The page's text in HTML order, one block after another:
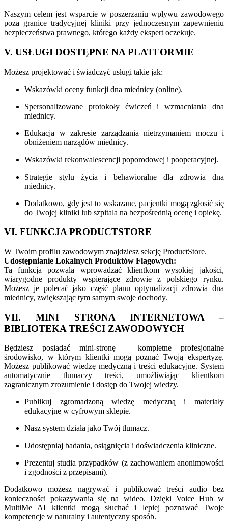
Naszym celem jest wsparcie w poszerzaniu wpływu zawodowego
poza granice tradycyjnej kliniki przy jednoczesnym zapewnieniu
bezpieczeństwa prawnego, którego każdy ekspert oczekuje.
V. USŁUGI DOSTĘPNE NA PLATFORMIE
Możesz projektować i świadczyć usługi takie jak:
Wskazówki oceny funkcji dna miednicy (online).
Spersonalizowane protokoły ćwiczeń i wzmacniania dna
miednicy.
Edukacja w zakresie zarządzania nietrzymaniem moczu i
obniżeniem narządów miednicy.
Wskazówki rekonwalescencji poporodowej i pooperacyjnej.
Strategie stylu życia i behawioralne dla zdrowia dna
miednicy.
Dodatkowo, gdy jest to wskazane, pacjentki mogą zgłosić się
do Twojej kliniki lub szpitala na bezpośrednią ocenę i opiekę.
VI. FUNKCJA PRODUCTSTORE
W Twoim profilu zawodowym znajdziesz sekcję ProductStore.
Udostępnianie Lokalnych Produktów Flagowych:
Ta funkcja pozwala wprowadzać klientkom wysokiej jakości,
wiarygodne produkty wspierające zdrowie z polskiego rynku.
Możesz je polecać jako część planu optymalizacji zdrowia dna
miednicy, zwiększając tym samym swoje dochody.
VII. MINI STRONA INTERNETOWA –
BIBLIOTEKA TREŚCI ZAWODOWYCH
Będziesz posiadać mini-stronę – kompletne profesjonalne
środowisko, w którym klientki mogą poznać Twoją ekspertyzę.
Możesz publikować wiedzę medyczną i treści edukacyjne. System
automatycznie tłumaczy treści, umożliwiając klientkom
zagranicznym zrozumienie i dostęp do Twojej wiedzy.
Publikuj zgromadzoną wiedzę medyczną i materiały
edukacyjne w cyfrowym sklepie.
Nasz system działa jako Twój tłumacz.
Udostępniaj badania, osiągnięcia i doświadczenia kliniczne.
Prezentuj studia przypadków (z zachowaniem anonimowości
i zgodności z przepisami).
Dodatkowo możesz nagrywać i publikować treści audio bez
konieczności pokazywania się na wideo. Dzięki Voice Hub w
MultiMe AI klientki mogą słuchać i lepiej poznawać Twoje
kompetencje w naturalny i autentyczny sposób.